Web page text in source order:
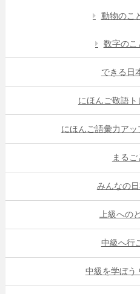
動物のこ
数字のこ
できる日
にほんご敬語
にほんご語彙力ア
まるご
みんなの
上級への
中級へ行
中級を学ぼう